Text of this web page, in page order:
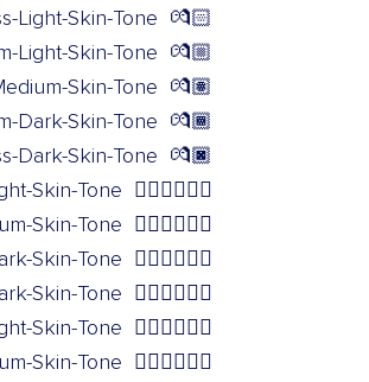
💏🏻
Light-Skin-Tone
💏🏼
Light-Skin-Tone
💏🏽
Skin-Tone
💏🏾
Dark-Skin-Tone
💏🏿
Dark-Skin-Tone
🧑🏻‍❤️‍💋‍🧑🏼
Skin-Tone
🧑🏻‍❤️‍💋‍🧑🏽
Skin-Tone
🧑🏻‍❤️‍💋‍🧑🏾
Skin-Tone
🧑🏻‍❤️‍💋‍🧑🏿
Skin-Tone
🧑🏼‍❤️‍💋‍🧑🏻
Skin-Tone
🧑🏼‍❤️‍💋‍🧑🏽
Skin-Tone